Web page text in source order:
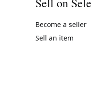
Become a seller
Sell an item